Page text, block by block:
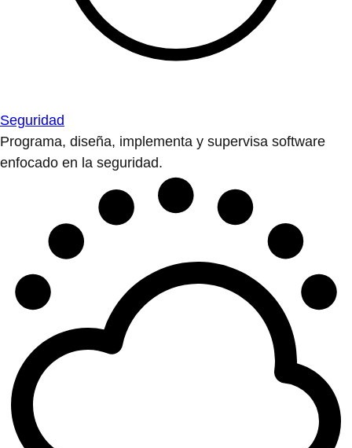
Seguridad
Programa, diseña, implementa y supervisa software
enfocado en la seguridad.